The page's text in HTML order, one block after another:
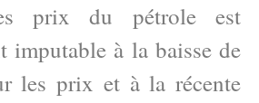
prix du pétrole est
imputable à la baisse de
les prix et à la récente